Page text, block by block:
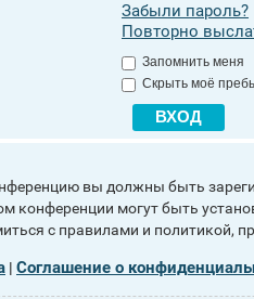
Забыли пароль?
Повторно
Запомнить меня
Скрыть моё
вы должны быть
конференции могут быть
с правилами и политикой,
| Соглашение о